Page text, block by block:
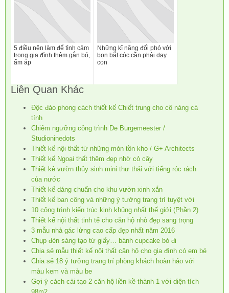
5 điều nên làm để tình cảm
trong gia đình thêm gắn bó,
ấm áp
Những kĩ năng đối phó với
bọn bắt cóc cần phải dạy
con
Liên Quan Khác
Độc đáo phong cách thiết kế Chiết trung cho cô nàng cá
tính
Chiêm ngưỡng công trình De Burgemeester /
Studioninedots
Thiết kế nội thất từ những món tồn kho / G+ Architects
Thiết kế Ngoại thất thêm đẹp nhờ cỏ cây
Thiết kê vườn thủy sinh mini thư thái với tiếng róc rách
của nước
Thiết kế dáng chuẩn cho khu vườn xinh xắn
Thiết kế ban công và những ý tưởng trang trí tuyệt vời
10 công trình kiến trúc kinh khủng nhất thế giới (Phần 2)
Thiết kế nội thất tinh tế cho căn hộ nhỏ đẹp sang trọng
3 mẫu nhà gác lửng cao cấp đẹp nhất năm 2016
Chụp đèn sáng tạo từ giấy… bánh cupcake bỏ đi
Chia sẻ mẫu thiết kế nội thất căn hộ cho gia đình có em bé
Chia sẻ 18 ý tưởng trang trí phòng khách hoàn hảo với
màu kem và màu be
Gợi ý cách cải tạo 2 căn hộ liền kề thành 1 với diện tích